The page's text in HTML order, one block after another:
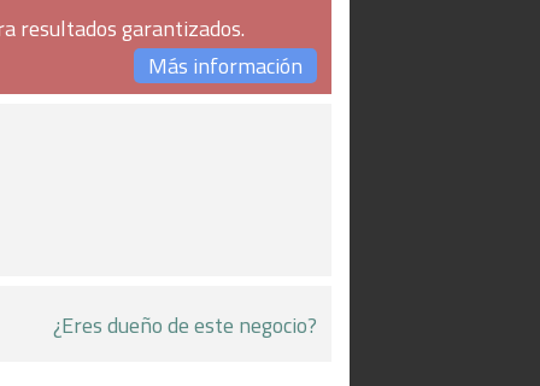
resultados garantizados.
Más información
¿Eres dueño de este negocio?